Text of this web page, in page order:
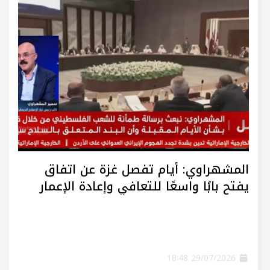
المشهراوي: أيام تفصل غزة عن اتفاق
يفتح بابًا واسعًا للتعافي وإعادة الإعمار